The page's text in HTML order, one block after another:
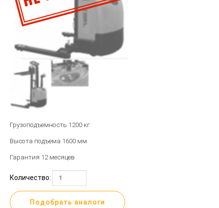
Грузоподъемность 1200 кг
Высота подъема 1600 мм
Гарантия 12 месяцев
Количество:
Подобрать аналоги